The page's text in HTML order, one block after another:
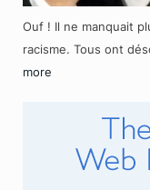
Ouf ! Il ne manquait
racisme. Tous ont
more